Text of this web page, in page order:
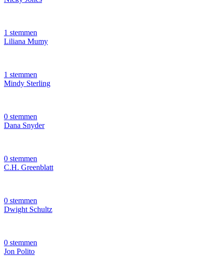
1 stemmen
Liliana Mumy
1 stemmen
Mindy Sterling
0 stemmen
Dana Snyder
0 stemmen
C.H. Greenblatt
0 stemmen
Dwight Schultz
0 stemmen
Jon Polito